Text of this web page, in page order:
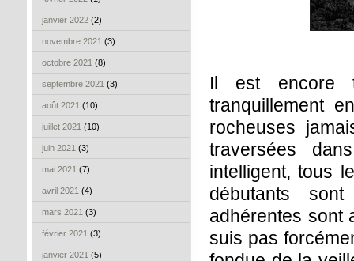
janvier 2022 (2)
novembre 2021 (3)
octobre 2021 (8)
septembre 2021 (3)
août 2021 (10)
juillet 2021 (10)
juin 2021 (3)
mai 2021 (7)
avril 2021 (4)
mars 2021 (3)
février 2021 (3)
janvier 2021 (5)
Il est encore
tranquillement
rocheuses
traversées
intelligent, tous
débutants
adhérentes sont
suis pas